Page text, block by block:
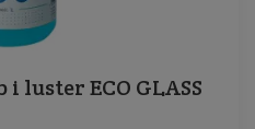
i luster ECO GLASS